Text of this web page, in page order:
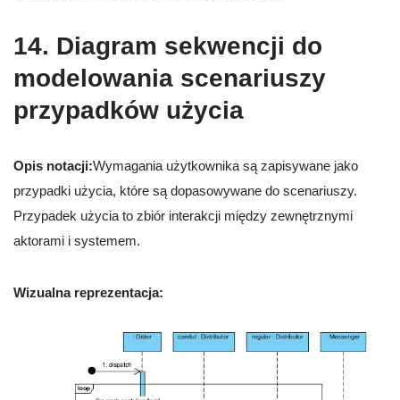
14. Diagram sekwencji do
modelowania scenariuszy
przypadków użycia
Opis notacji:Wymagania użytkownika są zapisywane jako
przypadki użycia, które są dopasowywane do scenariuszy.
Przypadek użycia to zbiór interakcji między zewnętrznymi
aktorami i systemem.
Wizualna reprezentacja: